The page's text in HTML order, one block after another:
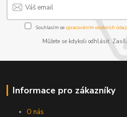
Souhlasím se zpracováním osobních
Můžete se kdykoli odhlásit.
Informace pro zákazníky
O nás